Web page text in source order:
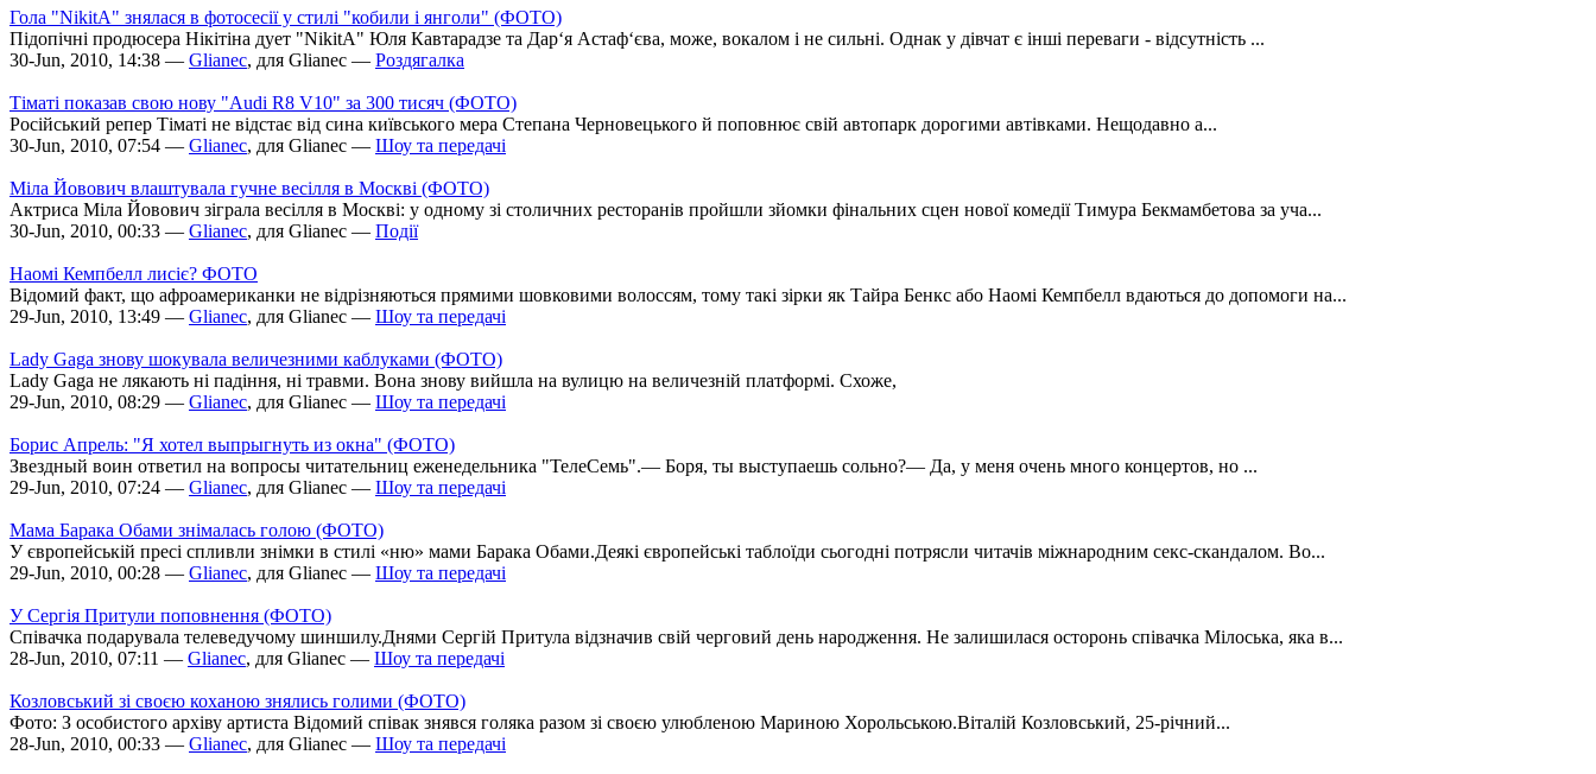
Гола "NikitA" знялася в фотосесії у стилі "кобили і янголи" (ФОТО)
Підопічні продюсера Нікітіна дует "NikitA" Юля Кавтарадзе та Дар‘я Астаф‘єва, може, вокалом і не сильні. Однак у дівчат є інші переваги - відсутність ...
30-Jun, 2010, 14:38 — Glianec, для Glianec — Роздягалка
Тіматі показав свою нову "Audi R8 V10" за 300 тисяч (ФОТО)
Російський репер Тіматі не відстає від сина київського мера Степана Черновецького й поповнює свій автопарк дорогими автівками. Нещодавно а...
30-Jun, 2010, 07:54 — Glianec, для Glianec — Шоу та передачі
Міла Йовович влаштувала гучне весілля в Москві (ФОТО)
Актриса Міла Йовович зіграла весілля в Москві: у одному зі столичних ресторанів пройшли зйомки фінальних сцен нової комедії Тимура Бекмамбетова за уча...
30-Jun, 2010, 00:33 — Glianec, для Glianec — Події
Наомі Кемпбелл лисіє? ФОТО
Відомий факт, що афроамериканки не відрізняються прямими шовковими волоссям, тому такі зірки як Тайра Бенкс або Наомі Кемпбелл вдаються до допомоги на...
29-Jun, 2010, 13:49 — Glianec, для Glianec — Шоу та передачі
Lady Gaga знову шокувала величезними каблуками (ФОТО)
Lady Gaga не лякають ні падіння, ні травми. Вона знову вийшла на вулицю на величезній платформі. Схоже,
29-Jun, 2010, 08:29 — Glianec, для Glianec — Шоу та передачі
Борис Апрель: "Я хотел выпрыгнуть из окна" (ФОТО)
Звездный воин ответил на вопросы читательниц еженедельника "ТелеСемь".— Боря, ты выступаешь сольно?— Да, у меня очень много концертов, но ...
29-Jun, 2010, 07:24 — Glianec, для Glianec — Шоу та передачі
Мама Барака Обами знімалась голою (ФОТО)
У європейській пресі спливли знімки в стилі «ню» мами Барака Обами.Деякі європейські таблоїди сьогодні потрясли читачів міжнародним секс-скандалом. Во...
29-Jun, 2010, 00:28 — Glianec, для Glianec — Шоу та передачі
У Сергія Притули поповнення (ФОТО)
Співачка подарувала телеведучому шиншилу.Днями Сергій Притула відзначив свій черговий день народження. Не залишилася осторонь співачка Мілоська, яка в...
28-Jun, 2010, 07:11 — Glianec, для Glianec — Шоу та передачі
Козловський зі своєю коханою знялись голими (ФОТО)
Фото: З особистого архіву артиста Відомий співак знявся голяка разом зі своєю улюбленою Мариною Хорольською.Віталій Козловський, 25-річний...
28-Jun, 2010, 00:33 — Glianec, для Glianec — Шоу та передачі